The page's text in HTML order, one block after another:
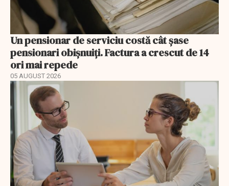
Un pensionar de serviciu costă cât șase
pensionari obișnuiți. Factura a crescut de 14
ori mai repede
05 AUGUST 2026